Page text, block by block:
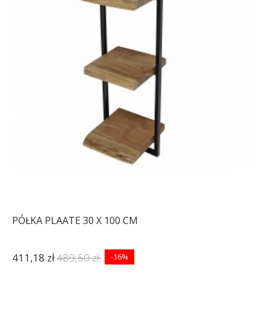
PÓŁKA PLAATE 30 X 100 CM
411,18 zł489,50 zł -16%